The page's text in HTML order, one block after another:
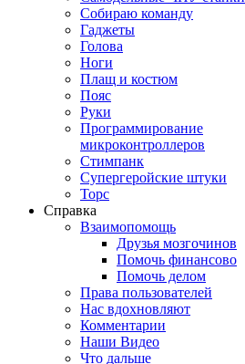
Собираю команду
Гаджеты
Голова
Ноги
Плащ и костюм
Пояс
Руки
Программирование
микроконтроллеров
Стимпанк
Супергеройские штуки
Торс
Справка
Взаимопомощь
Друзья мозгочинов
Помочь финансово
Помочь делом
Права пользователей
Нас вдохновляют
Комментарии
Наши Видео
Что дальше